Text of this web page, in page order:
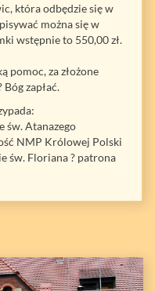
która odbędzie się w
można się w
wstępnie to 550,00 zł.
pomoc, za złożone
zapłać.
św. Atanazego
NMP Królowej Polski
św. Floriana ? patrona